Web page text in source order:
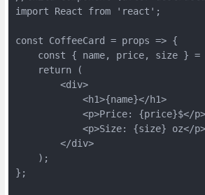
import React from 'react';
const CoffeeCard = props => {
const { name, price, size } =
    return (
        <div>
            <h1>{name}</h1>
            <p>Price: {price}$</p>
            <p>Size: {size} oz</p>
        </div>
    );
};